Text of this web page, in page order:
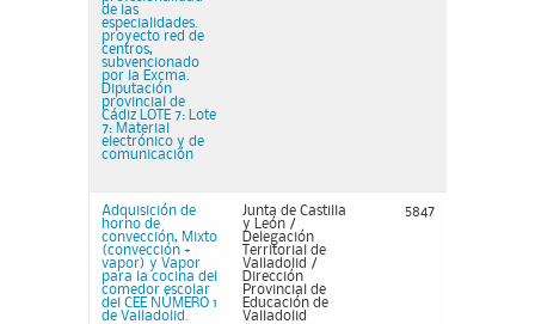
de las
especialidades.
proyecto red de
centros,
subvencionado
por la Excma.
Diputación
provincial de
Cádiz LOTE 7: Lote
7: Material
electrónico y de
comunicación
Adquisición de
horno de
convección, Mixto
(convección +
vapor) y Vapor
para la cocina del
comedor escolar
del CEE NÚMERO 1
de Valladolid.
Junta de Castilla
y León /
Delegación
Territorial de
Valladolid /
Dirección
Provincial de
Educación de
Valladolid
5847